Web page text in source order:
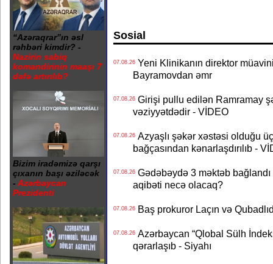
“Azəraqrar”ın əsl
rəhbəri kimdir? -
Nazirin sabiq
komandirinin maaşı 7
dəfə artırılıb?
Bizim iradəmizə qarşı
çıxanın başı əziləcək
- Azərbaycan
Prezidenti
Sosial
07.08.26Yeni Klinikanın direktor müavini
Bayramovdan əmr
07.08.26Girişi pullu edilən Ramramay
vəziyyətdədir - VİDEO
07.08.26Azyaşlı şəkər xəstəsi olduğu
bağçasından kənarlaşdırılıb -
07.08.26Gədəbəydə 3 məktəb
aqibəti necə olacaq?
07.08.26Baş prokuror Laçın və
07.08.26Azərbaycan “Qlobal Sülh
qərarlaşıb - Siyahı